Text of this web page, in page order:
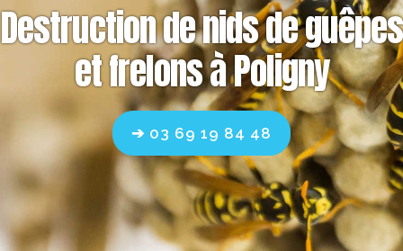
Destruction de nids de guêpes
et frelons à Poligny
➔ 03 69 19 84 48